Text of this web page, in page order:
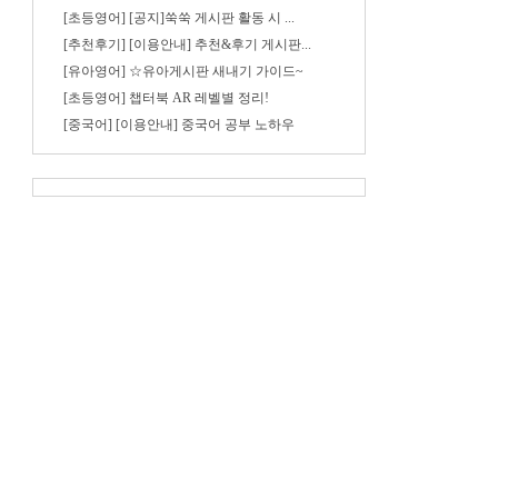
[초등영어] [공지]쑥쑥 게시판 활동 시 ...
[추천후기] [이용안내] 추천&후기 게시판...
[유아영어] ☆유아게시판 새내기 가이드~
[초등영어] 챕터북 AR 레벨별 정리!
[중국어] [이용안내] 중국어 공부 노하우